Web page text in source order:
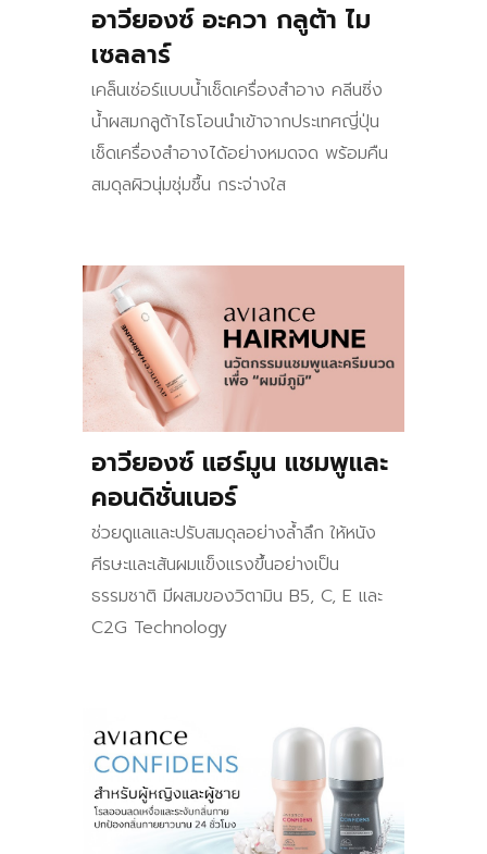
อาวียองซ์ อะควา กลูต้า ไม
เซลลาร์
เคล็นเซ่อร์แบบน้ำเช็ดเครื่องสำอาง คลีนซิ่ง
น้ำผสมกลูต้าไธโอนนำเข้าจากประเทศญี่ปุ่น
เช็ดเครื่องสำอางได้อย่างหมดจด พร้อมคืน
สมดุลผิวนุ่มชุ่มชื้น กระจ่างใส
อาวียองซ์ แฮร์มูน แชมพูและ
คอนดิชั่นเนอร์
ช่วยดูแลและปรับสมดุลอย่างล้ำลึก ให้หนัง
ศีรษะและเส้นผมแข็งแรงขึ้นอย่างเป็น
ธรรมชาติ มีผสมของวิตามิน B5, C, E และ
C2G Technology